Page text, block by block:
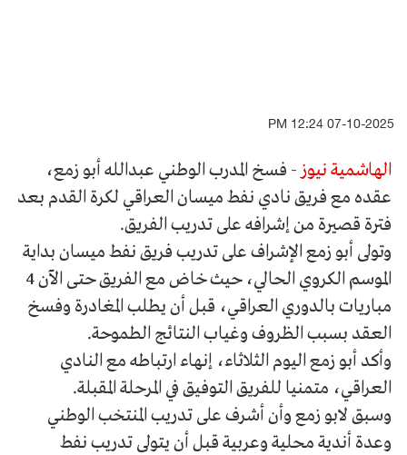
07-10-2025 12:24 PM
الهاشمية نيوز - فسخ المدرب الوطني عبدالله أبو زمع،
عقده مع فريق نادي نفط ميسان العراقي لكرة القدم بعد
فترة قصيرة من إشرافه على تدريب الفريق.
وتولى أبو زمع الإشراف على تدريب فريق نفط ميسان بداية
الموسم الكروي الحالي، حيث خاض مع الفريق حتى الآن 4
مباريات بالدوري العراقي، قبل أن يطلب المغادرة وفسخ
العقد بسبب الظروف وغياب النتائج الطموحة.
وأكد أبو زمع اليوم الثلاثاء، إنهاء ارتباطه مع النادي
العراقي، متمنيا للفريق التوفيق في المرحلة المقبلة.
وسبق لابو زمع وأن أشرف على تدريب المنتخب الوطني
وعدة أندية محلية وعربية قبل أن يتولى تدريب نفط